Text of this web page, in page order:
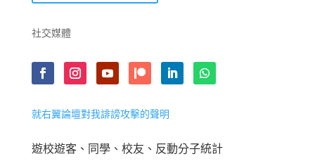
社交媒體
就右翼論壇對我誹謗攻擊的聲明
遊校遊客、同學、校友、反動分子統計